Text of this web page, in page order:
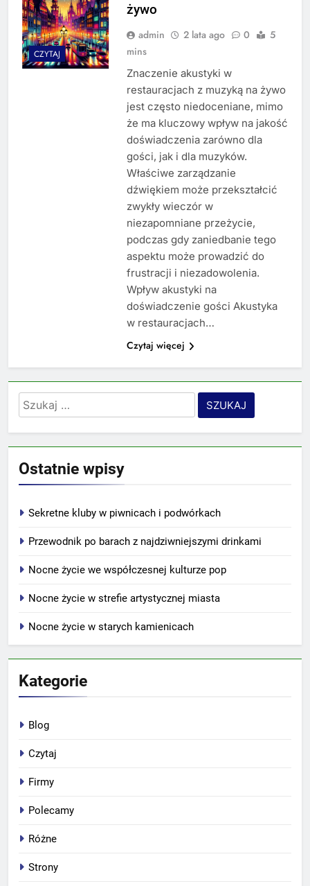
CZYTAJ
żywo
admin 2 lata ago 0
5
mins
Znaczenie akustyki w
restauracjach z muzyką na żywo
jest często niedoceniane, mimo
że ma kluczowy wpływ na jakość
doświadczenia zarówno dla
gości, jak i dla muzyków.
Właściwe zarządzanie
dźwiękiem może przekształcić
zwykły wieczór w
niezapomniane przeżycie,
podczas gdy zaniedbanie tego
aspektu może prowadzić do
frustracji i niezadowolenia.
Wpływ akustyki na
doświadczenie gości Akustyka
w restauracjach…
Czytaj więcej
Szukaj:
Ostatnie wpisy
Sekretne kluby w piwnicach i podwórkach
Przewodnik po barach z najdziwniejszymi drinkami
Nocne życie we współczesnej kulturze pop
Nocne życie w strefie artystycznej miasta
Nocne życie w starych kamienicach
Kategorie
Blog
Czytaj
Firmy
Polecamy
Różne
Strony